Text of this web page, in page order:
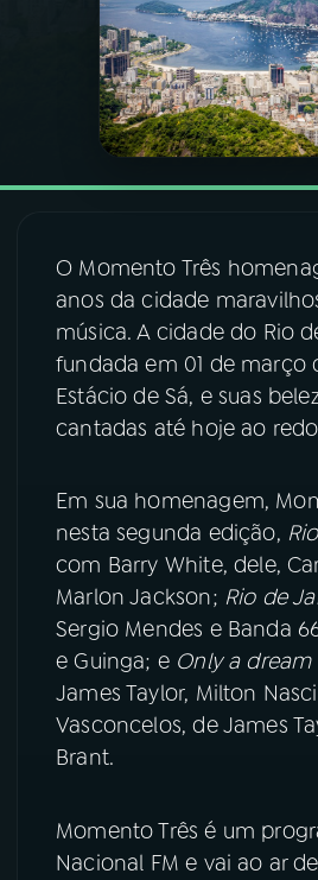
PROGRAMAS
PODCASTS
06VIDEOCASTS
07ÚLTIMAS
08FESTIVAL DE MÚSICA
ACOMPANHE A RÁDIO NACIONAL
Instagram X
TikTok
O Momento Três
anos da cidade
música. A cidade do Rio
fundada em 01 de março
Estácio de Sá, e suas
cantadas até hoje ao
Em sua homenagem,
nesta segunda edição,
com Barry White, dele,
Marlon Jackson; Rio de
Sergio Mendes e Banda
e Guinga; eOnly a dream
James Taylor, Milton
Vasconcelos, de James
Brant.
Momento Três é um
Nacional FM e vai ao ar